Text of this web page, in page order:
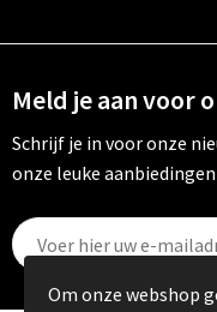
Meld je aan voor
Schrijf je in voor onze
onze leuke
Om onze webshop